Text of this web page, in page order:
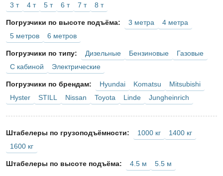
3 т
4 т 5 т 6 т 7 т 8 т
Погрузчики по высоте подъёма: 3 метра
4 метра
5 метров
6 метров
Погрузчики по типу: Дизельные Бензиновые
Газовые
С кабиной
Электрические
Погрузчики по брендам: Hyundai Komatsu
Mitsubishi
Hyster
STILL Nissan Toyota Linde Jungheinrich
Штабелеры по грузоподъёмности: 1000 кг
1400 кг
1600 кг
Штабелеры по высоте подъёма: 4.5 м 5.5 м